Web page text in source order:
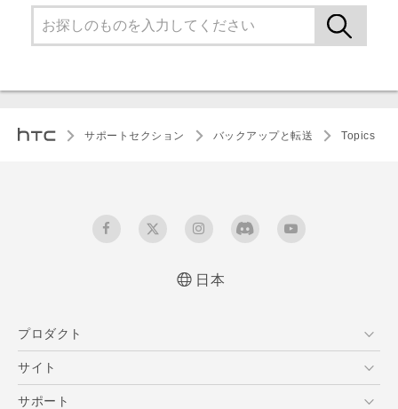
サポートセクション バックアップと転送 Topics
日本
プロダクト
スマートフォン
サイト
HTC Dev
サポート